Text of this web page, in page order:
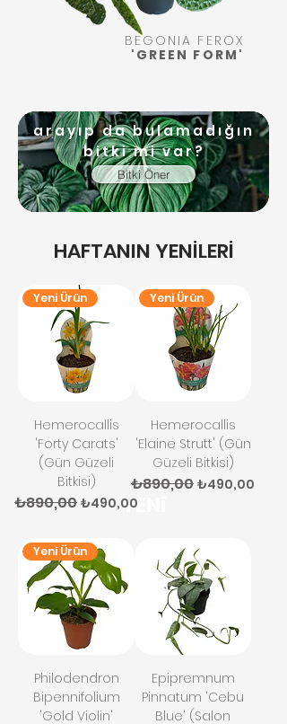
BEGONIA FEROX
'GREEN FORM'
YENi
arayıp da bulamadığın
bitki mi var?
Bitki Öner
HAFTANIN YENİLERİ
Yeni Ürün
Hemerocallis
'Forty Carats'
(Gün Güzeli
Bitkisi)
Normal Fiyat
₺890,00 İndirimli Fiyat
₺490,00
Yeni Ürün
Hemerocallis
'Elaine Strutt' (Gün
Güzeli Bitkisi)
Normal Fiyat
₺890,00 İndirimli Fiyat
₺490,00
Yeni Ürün
Philodendron
Bipennifolium
'Gold Violin'
Epipremnum
Pinnatum 'Cebu
Blue' (Salon